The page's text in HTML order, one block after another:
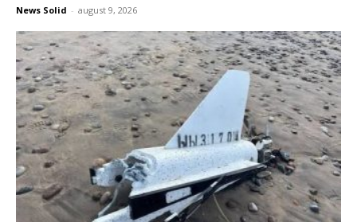
News Solid - august 9, 2026